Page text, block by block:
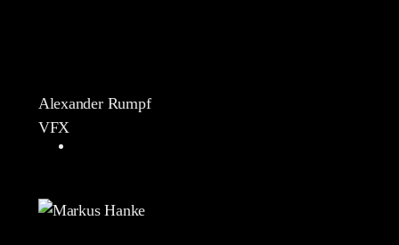
Alexander Rumpf
VFX